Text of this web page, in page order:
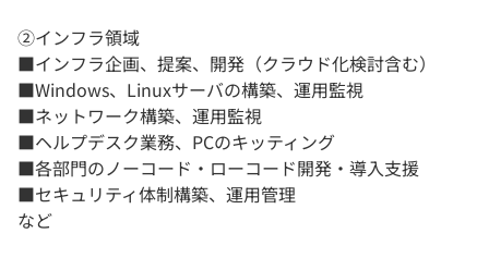
②インフラ領域
■インフラ企画、提案、開発（クラウド化検討含む）
■Windows、Linuxサーバの構築、運用監視
■ネットワーク構築、運用監視
■ヘルプデスク業務、PCのキッティング
■各部門のノーコード・ローコード開発・導入支援
■セキュリティ体制構築、運用管理
など